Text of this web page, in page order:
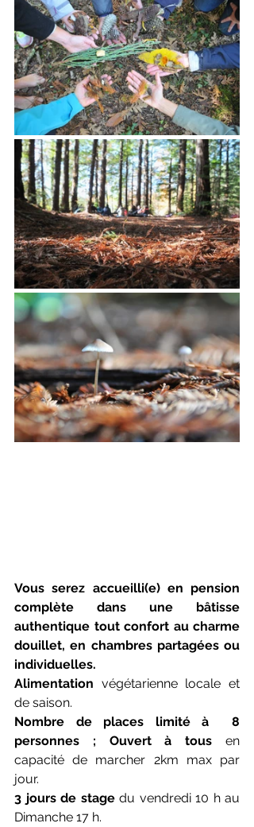
Vous serez accueilli(e) en pension
complète dans une bâtisse
authentique tout confort au charme
douillet, en chambres partagées ou
individuelles.
Alimentation végétarienne locale et
de saison.
Nombre de places limité à  8
personnes ; Ouvert à tous en
capacité de marcher 2km max par
jour.
3 jours de stage du vendredi 10 h au
Dimanche 17 h.